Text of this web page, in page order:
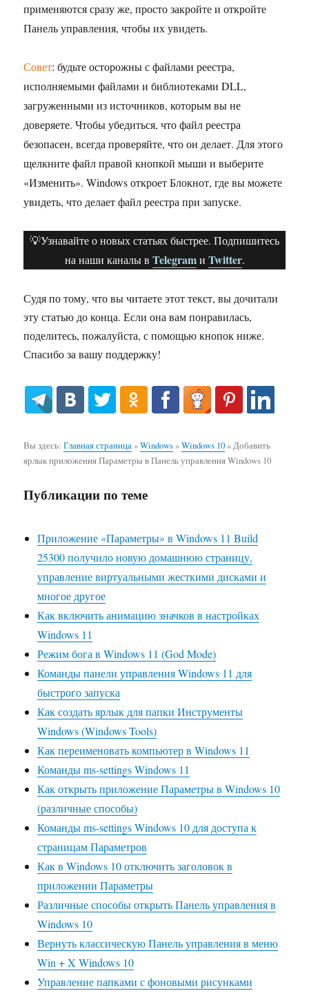
применяются сразу же, просто закройте и откройте
Панель управления, чтобы их увидеть.
Совет: будьте осторожны с файлами реестра,
исполняемыми файлами и библиотеками DLL,
загруженными из источников, которым вы не
доверяете. Чтобы убедиться, что файл реестра
безопасен, всегда проверяйте, что он делает. Для этого
щелкните файл правой кнопкой мыши и выберите
«Изменить». Windows откроет Блокнот, где вы можете
увидеть, что делает файл реестра при запуске.
💡Узнавайте о новых статьях быстрее. Подпишитесь
на наши каналы в Telegramи Twitter.
Судя по тому, что вы читаете этот текст, вы дочитали
эту статью до конца. Если она вам понравилась,
поделитесь, пожалуйста, с помощью кнопок ниже.
Спасибо за вашу поддержку!
Вы здесь:Главная страница»Windows»Windows 10»Добавить
ярлык приложения Параметры в Панель управления Windows 10
Публикации по теме
Приложение «Параметры» в Windows 11 Build
25300 получило новую домашнюю страницу,
управление виртуальными жесткими дисками и
многое другое
Как включить анимацию значков в настройках
Windows 11
Режим бога в Windows 11 (God Mode)
Команды панели управления Windows 11 для
быстрого запуска
Как создать ярлык для папки Инструменты
Windows (Windows Tools)
Как переименовать компьютер в Windows 11
Команды ms-settings Windows 11
Как открыть приложение Параметры в Windows 10
(различные способы)
Команды ms-settings Windows 10 для доступа к
страницам Параметров
Как в Windows 10 отключить заголовок в
приложении Параметры
Различные способы открыть Панель управления в
Windows 10
Вернуть классическую Панель управления в меню
Win + X Windows 10
Управление папками с фоновыми рисунками